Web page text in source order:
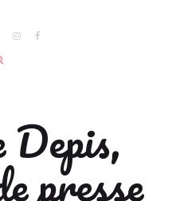
presse